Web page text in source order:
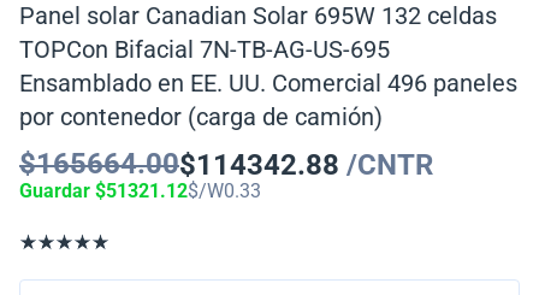
Panel solar Canadian Solar 695W 132 celdas
TOPCon Bifacial 7N-TB-AG-US-695
Ensamblado en EE. UU. Comercial 496 paneles
por contenedor (carga de camión)
$165664.00$114342.88 /CNTR
Guardar $51321.12$/W0.33